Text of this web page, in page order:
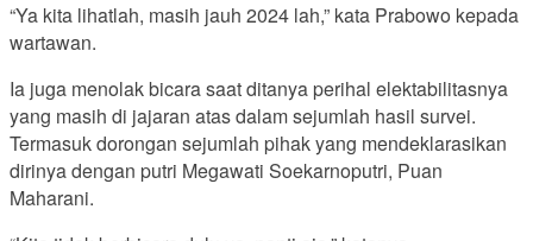
“Ya kita lihatlah, masih jauh 2024 lah,” kata Prabowo kepada
wartawan.
Ia juga menolak bicara saat ditanya perihal elektabilitasnya
yang masih di jajaran atas dalam sejumlah hasil survei.
Termasuk dorongan sejumlah pihak yang mendeklarasikan
dirinya dengan putri Megawati Soekarnoputri, Puan
Maharani.